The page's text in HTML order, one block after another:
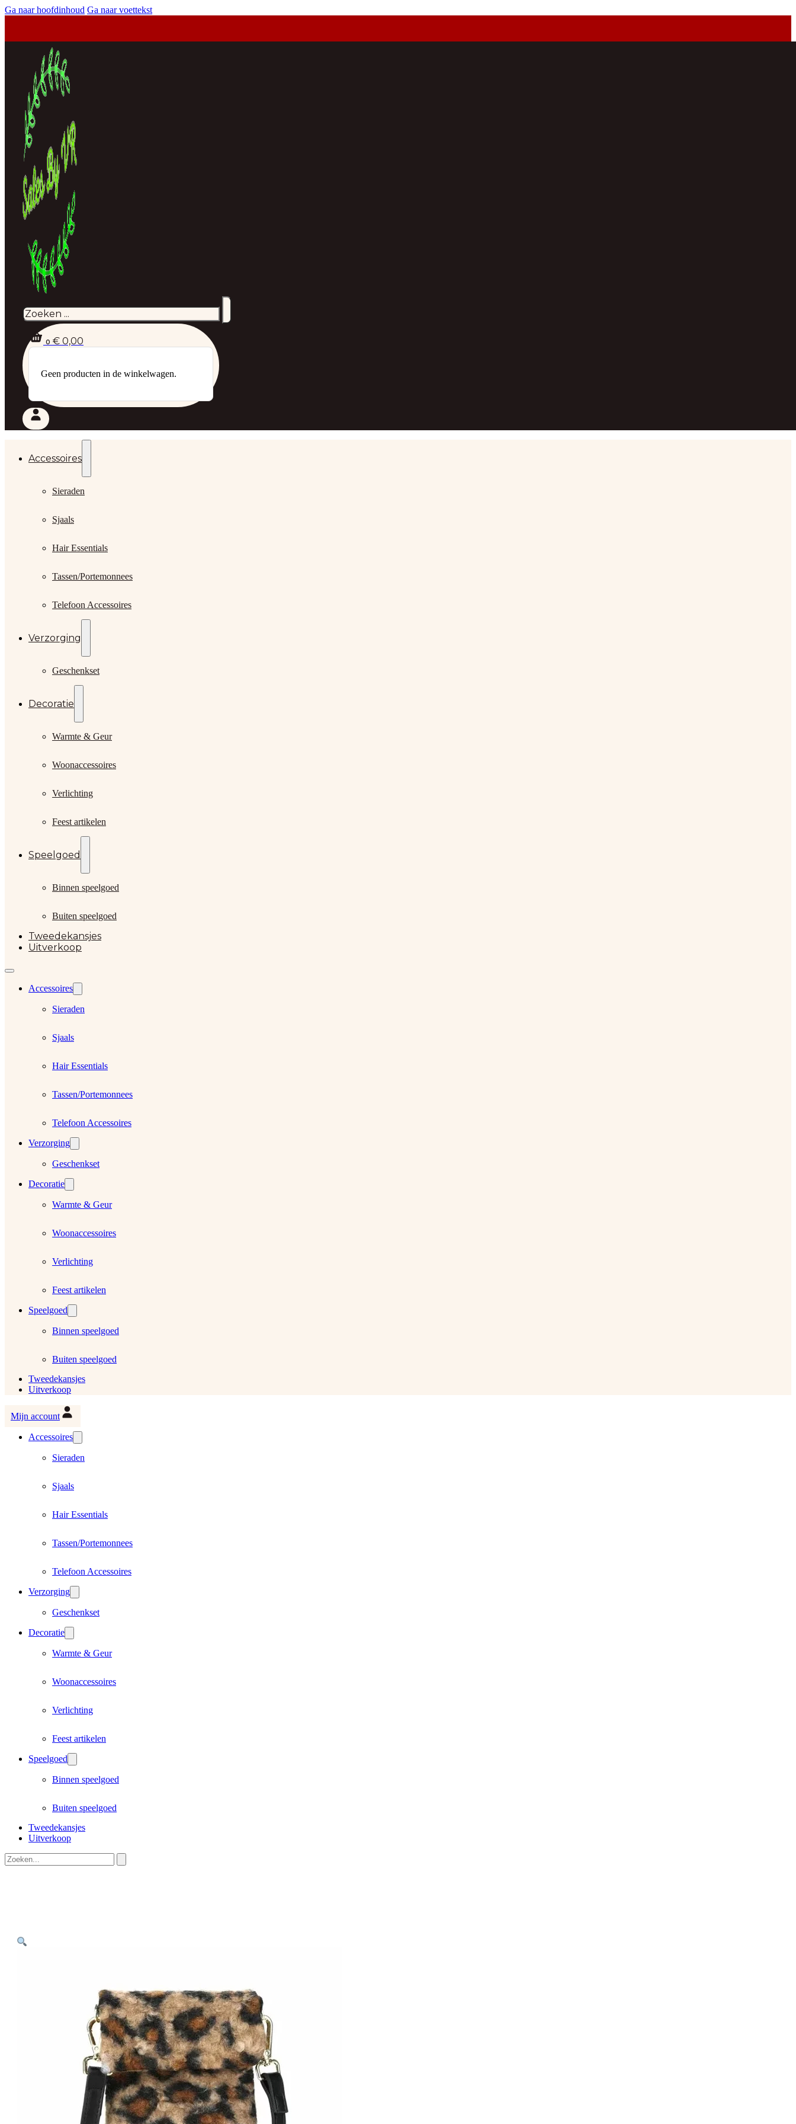
Ga naar hoofdinhoud Ga naar voettekst
0 € 0,00
Geen producten in de winkelwagen.
Accessoires
Sieraden
Sjaals
Hair Essentials
Tassen/Portemonnees
Telefoon Accessoires
Verzorging
Geschenkset
Decoratie
Warmte & Geur
Woonaccessoires
Verlichting
Feest artikelen
Speelgoed
Binnen speelgoed
Buiten speelgoed
Tweedekansjes
Uitverkoop
Accessoires
Sieraden
Sjaals
Hair Essentials
Tassen/Portemonnees
Telefoon Accessoires
Verzorging
Geschenkset
Decoratie
Warmte & Geur
Woonaccessoires
Verlichting
Feest artikelen
Speelgoed
Binnen speelgoed
Buiten speelgoed
Tweedekansjes
Uitverkoop
Mijn account
Accessoires
Sieraden
Sjaals
Hair Essentials
Tassen/Portemonnees
Telefoon Accessoires
Verzorging
Geschenkset
Decoratie
Warmte & Geur
Woonaccessoires
Verlichting
Feest artikelen
Speelgoed
Binnen speelgoed
Buiten speelgoed
Tweedekansjes
Uitverkoop
Zoeken